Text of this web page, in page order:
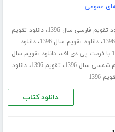
عمومی
تقویم فارسی سال 1396 ،دانلود تقویم
،دانلود تقویم سال 1396 ،دانلود
،دانلود تقویم سال
شمسی سال 1396 ، تقویم 1396 ،دانلود
1396
دانلود کتاب